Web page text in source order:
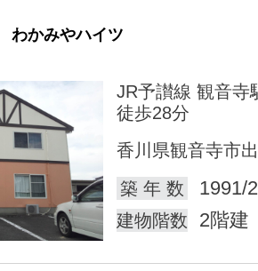
わかみやハイツ
JR予讃線 観音寺
徒歩28分
香川県観音寺市
築 年 数
1991/
建物階数 2階建